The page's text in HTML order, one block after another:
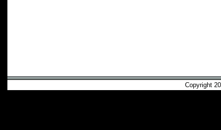
Copyright